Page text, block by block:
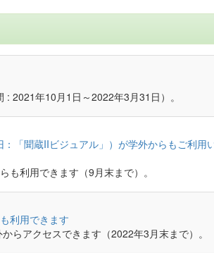
: 2021年10月1日～2022年3月31日）。
「聞蔵IIビジュアル」）が学外からもご利用
も利用できます（9月末まで）。
利用できます
らアクセスできます（2022年3月末まで）。